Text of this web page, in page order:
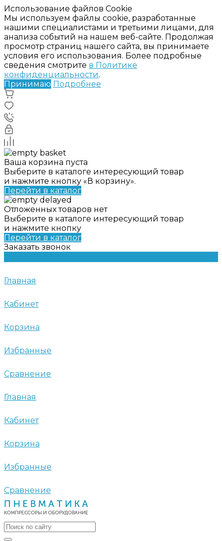
Использование файлов Cookie
Мы используем файлы cookie, разработанные
нашими специалистами и третьими лицами, для
анализа событий на нашем веб-сайте. Продолжая
просмотр страниц нашего сайта, вы принимаете
условия его использования. Более подробные
сведения смотрите в Политике
конфиденциальности.
Принимаю Подробнее
Ваша корзина пуста
Выберите в каталоге интересующий товар
и нажмите кнопку «В корзину».
Перейти в каталог
Отложенных товаров нет
Выберите в каталоге интересующий товар
и нажмите кнопку
Перейти в каталог
Заказать звонок
Главная
Кабинет
Корзина
Избранные
Сравнение
Главная
Кабинет
Корзина
Избранные
Сравнение